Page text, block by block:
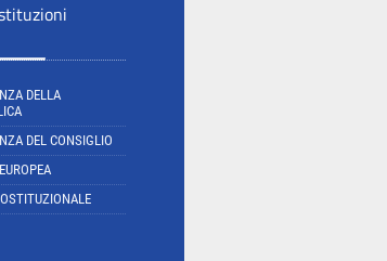
DELLA
DEL CONSIGLIO